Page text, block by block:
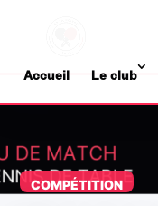
Accueil Le club
COMPÉTITION